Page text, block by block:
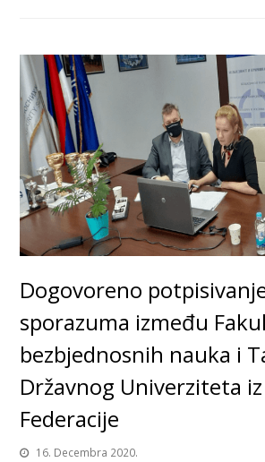
Dogovoreno
sporazuma između
bezbjednosnih nauka i
Državnog Univerziteta
Federacije
16. Decembra 2020.